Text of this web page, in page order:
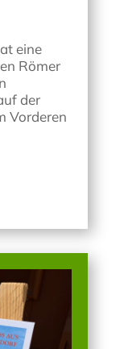
eine
Römer
der
Vorderen